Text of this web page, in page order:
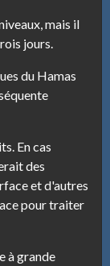
mais il
jours.
du Hamas
En cas
des
et d'autres
pour traiter
à grande